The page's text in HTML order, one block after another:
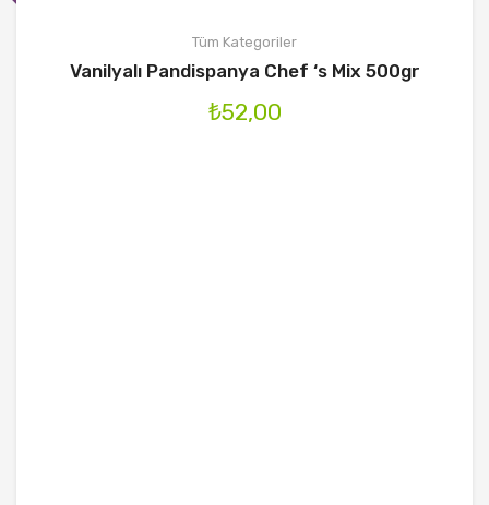
Tüm Kategoriler
Vanilyalı Pandispanya Chef ‘s Mix 500gr
₺52,00